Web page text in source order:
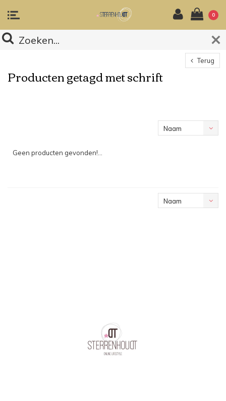
0
Terug
Producten getagd met schrift
Naam
Geen producten gevonden!...
Naam